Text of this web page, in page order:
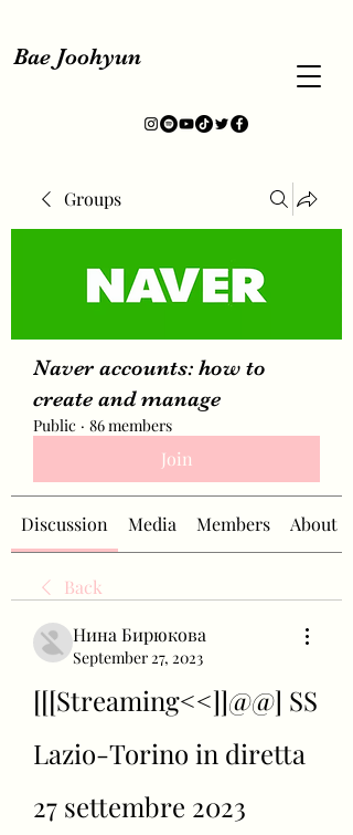
Bae Joohyun
Groups
Naver accounts: how to
create and manage
Public · 86 members
Join
Discussion Media Members About
Back
Нина Бирюкова
September 27, 2023
[[[Streaming<<]]@@] SS
Lazio-Torino in diretta
27 settembre 2023